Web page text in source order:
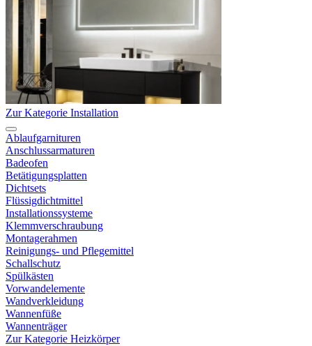
Zur Kategorie Installation
Ablaufgarnituren
Anschlussarmaturen
Badeofen
Betätigungsplatten
Dichtsets
Flüssigdichtmittel
Installationssysteme
Klemmverschraubung
Montagerahmen
Reinigungs- und Pflegemittel
Schallschutz
Spülkästen
Vorwandelemente
Wandverkleidung
Wannenfüße
Wannenträger
Zur Kategorie Heizkörper